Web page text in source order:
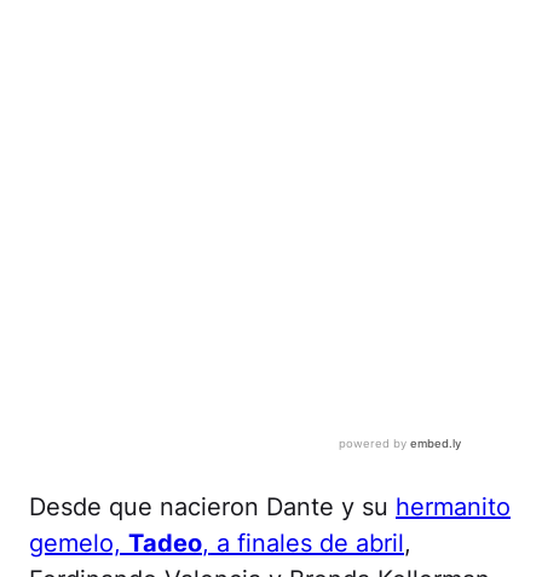
Desde que nacieron Dante y su hermanito
gemelo, Tadeo, a finales de abril,